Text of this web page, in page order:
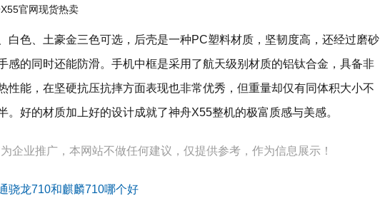
白色、土豪金三色可选，后壳是一种PC塑料材质，坚韧度高，还经过磨砂
感的同时还能防滑。手机中框是采用了航天级别材质的铝钛合金，具备非
性能，在坚硬抗压抗摔方面表现也非常优秀，但重量却仅有同体积大小不
。好的材质加上好的设计成就了神舟X55整机的极富质感与美感。
企业推广，本网站不做任何建议，仅提供参考，作为信息展示！
骁龙710和麒麟710哪个好